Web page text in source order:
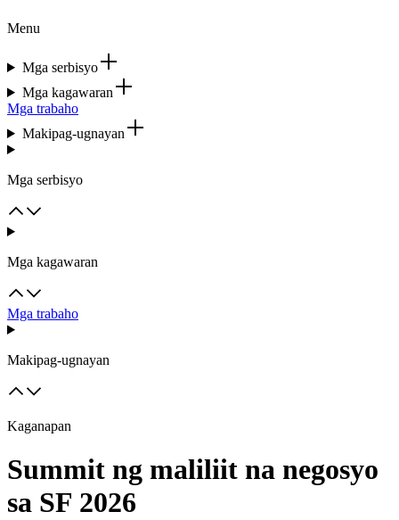
Menu
Mga serbisyo
Mga kagawaran
Mga trabaho
Makipag-ugnayan
Mga serbisyo
Mga kagawaran
Mga trabaho
Makipag-ugnayan
Kaganapan
Summit ng maliliit na negosyo
sa SF 2026